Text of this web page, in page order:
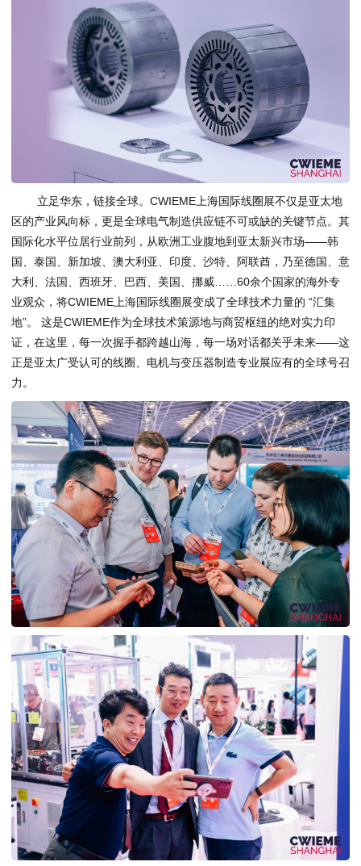
立足华东，链接全球。CWIEME上海国际线圈展不仅是亚太地
区的产业风向标，更是全球电气制造供应链不可或缺的关键节点。其
国际化水平位居行业前列，从欧洲工业腹地到亚太新兴市场——韩
国、泰国、新加坡、澳大利亚、印度、沙特、阿联酋，乃至德国、意
大利、法国、西班牙、巴西、美国、挪威……60余个国家的海外专
业观众，将CWIEME上海国际线圈展变成了全球技术力量的 “汇集
地”。 这是CWIEME作为全球技术策源地与商贸枢纽的绝对实力印
证，在这里，每一次握手都跨越山海，每一场对话都关乎未来——这
正是亚太广受认可的线圈、电机与变压器制造专业展应有的全球号召
力。